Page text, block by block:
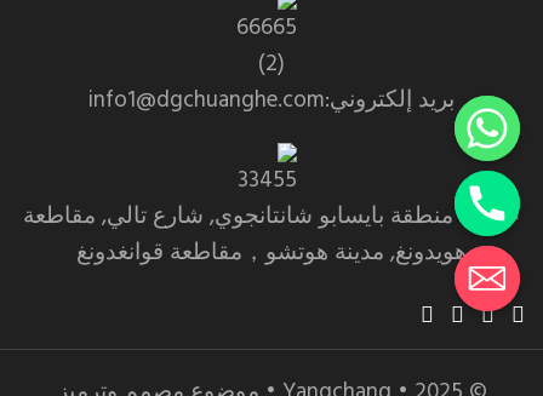
بريد إلكتروني:info1@dgchuanghe.com
عنوان: منطقة بايسابو شانتانجوي, شارع تالي, مقاطعة
هويدونغ, مدينة هوتشو，مقاطعة قوانغدونغ